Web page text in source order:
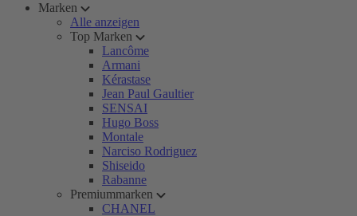
Marken
Alle anzeigen
Top Marken
Lancôme
Armani
Kérastase
Jean Paul Gaultier
SENSAI
Hugo Boss
Montale
Narciso Rodriguez
Shiseido
Rabanne
Premiummarken
CHANEL